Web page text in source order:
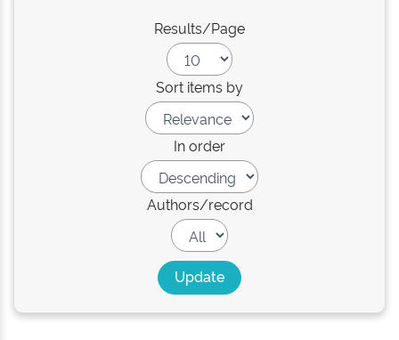
Results/Page
Sort items by
In order
Authors/record